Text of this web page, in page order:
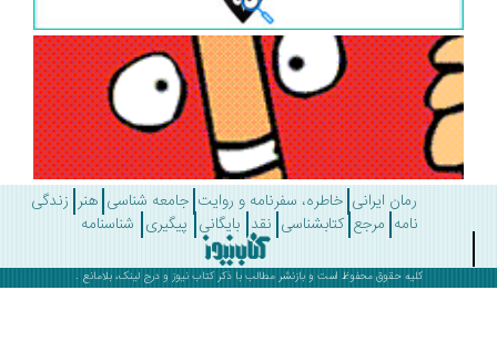
رمان ایرانی خاطره، سفرنامه و روایت جامعه شناسی هنر زندگی
مرجع کتابشناسی نقد بایگانی پیگیری شناسنامه
کلیه حقوق محفوظ است و بازنشر مطالب با ذکرکتاب نیوز و درج لینک، بلامانع .